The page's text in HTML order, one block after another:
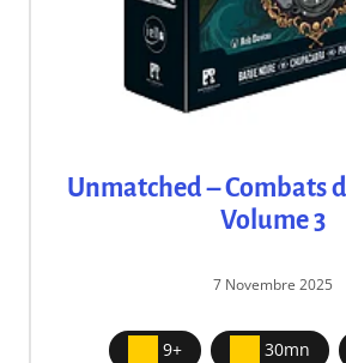
Unmatched – Combats
Volume 3
7 Novembre 2025
9+ 30mn